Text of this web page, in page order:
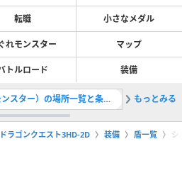
転職 小さなメダル
れモンスター マップ
トルロード 装備
はぐれモンスター（仲間モンスター）の場所一覧と条件・全121体掲載 2小さな
もっとみる
ラゴンクエスト3HD-2D 装備 盾一覧 シ